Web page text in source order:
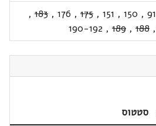
91
,
150
,
151
,
175
,
176
,
183
,
,
188
,
189
,
190-192
סטטוס